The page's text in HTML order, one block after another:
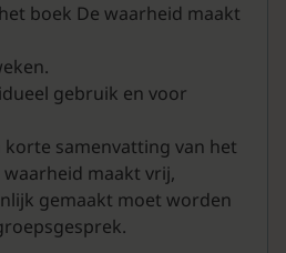
boek De waarheid maakt
gebruik en voor
korte samenvatting van het
maakt vrij,
gemaakt moet worden